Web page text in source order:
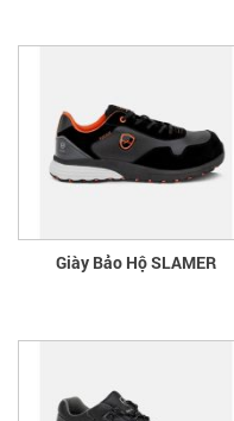
Giày Bảo Hộ SLAMER